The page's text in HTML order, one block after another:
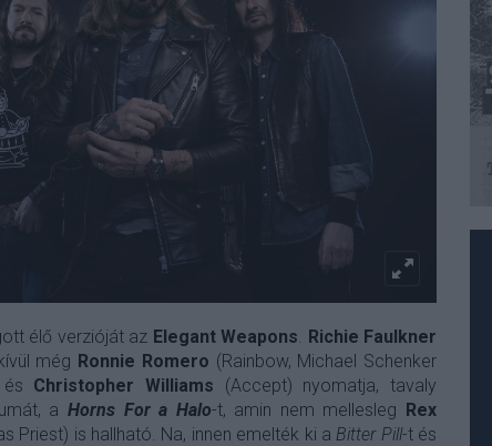
élő verzióját az Elegant Weapons Richie Faulkner
még Ronnie Romero (Rainbow, Michael Schenker
Christopher Williams (Accept) nyomatja, tavaly
a Horns For a Halo-t, amin nem mellesleg Rex
Priest) is hallható. Na, innen emelték ki a Bitter Pill-t és